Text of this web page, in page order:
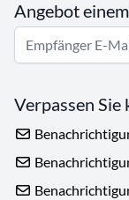
Angebot
Verpassen Sie